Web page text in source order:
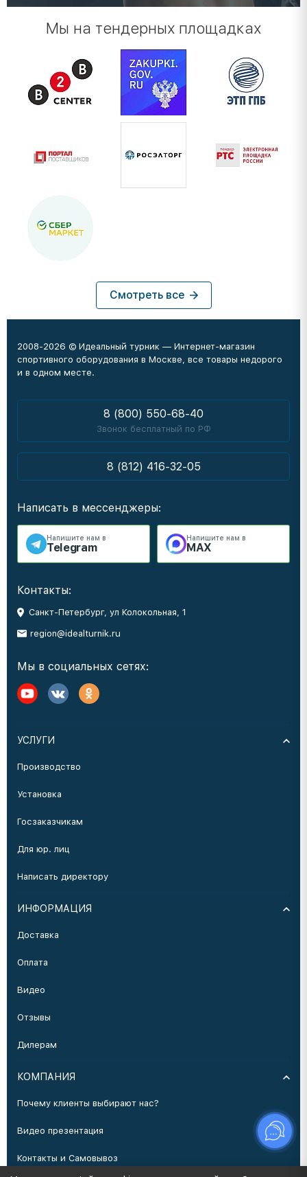
Мы на тендерных площадках
Смотреть все
2008-2026 © Идеальный турник — Интернет-магазин
спортивного оборудования в Москве, все товары недорого
и в одном месте.
8 (800) 550-68-40
Звонок бесплатный по РФ
8 (812) 416-32-05
Написать в мессенджеры:
Напишите нам в
Telegram
Напишите нам в
MAX
Контакты:
Санкт-Петербург, ул Колокольная, 1
region@idealturnik.ru
Мы в социальных сетях:
УСЛУГИ
Производство
Установка
Госзаказчикам
Для юр. лиц
Написать директору
ИНФОРМАЦИЯ
Доставка
Оплата
Видео
Отзывы
Дилерам
КОМПАНИЯ
Почему клиенты выбирают нас?
Видео презентация
Контакты и Самовывоз